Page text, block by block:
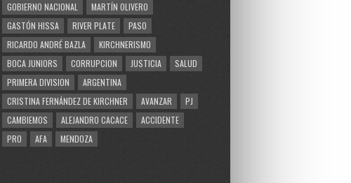
GOBIERNO NACIONAL
MARTÍN OLIVERO
GASTÓN HISSA
RIVER PLATE
PASO
RICARDO ANDRÉ BAZLA
KIRCHNERISMO
BOCA JUNIORS
CORRUPCION JUSTICIA
SALUD
PRIMERA DIVISION
ARGENTINA
CRISTINA FERNÁNDEZ DE KIRCHNER
AVANZAR
PJ
CAMBIEMOS
ALEJANDRO CACACE
ACCIDENTE
PRO
AFA MENDOZA